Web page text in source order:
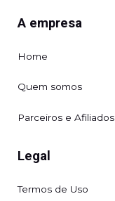
A empresa
Home
Quem somos
Parceiros e Afiliados
Legal
Termos de Uso